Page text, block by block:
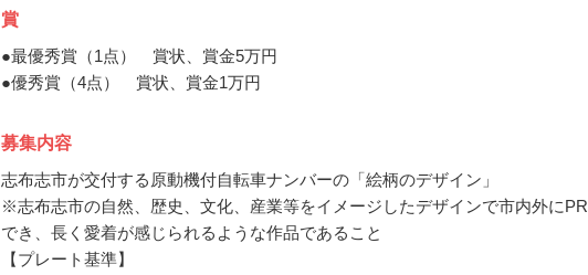
賞
●最優秀賞（1点） 賞状、賞金5万円
●優秀賞（4点） 賞状、賞金1万円
募集内容
志布志市が交付する原動機付自転車ナンバーの「絵柄のデザイン」
※志布志市の自然、歴史、文化、産業等をイメージしたデザインで市内外にPR
でき、長く愛着が感じられるような作品であること
【プレート基準】